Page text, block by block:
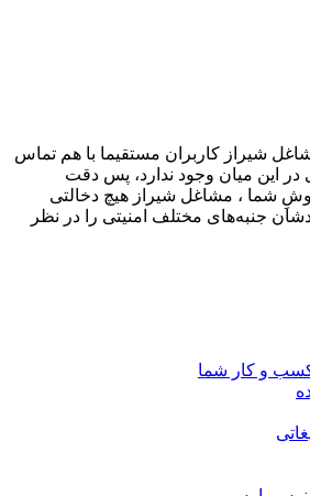
شیراز کاربران مستقیما با هم تماس
این میان وجود ندارد، پس دقت
شما ، مشاغل شیراز هیچ دخالتی
جنبه‌های مختلف امنیتی را در نظر
و کار شما